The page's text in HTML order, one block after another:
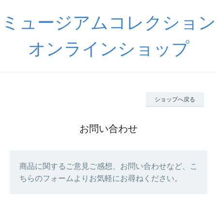
ミュージアムコレクション
オンラインショップ
ショップへ戻る
お問い合わせ
商品に関するご意見ご感想、お問い合わせなど、こ
ちらのフォームよりお気軽にお尋ねください。